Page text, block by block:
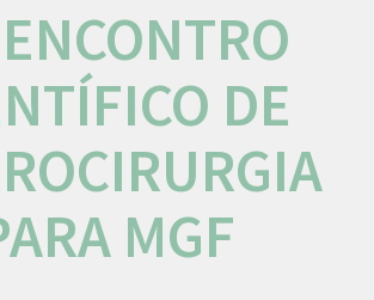
DE
MGF